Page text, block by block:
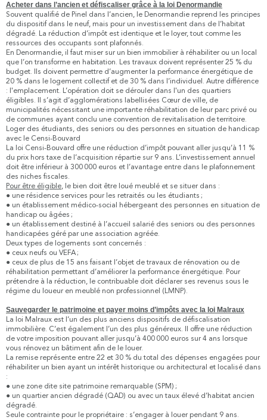
Acheter dans l’ancien et défiscaliser grâce à la loi Denormandie
Souvent qualifié de Pinel dans l’ancien, le Denormandie reprend les principes
du dispositif dans le neuf, mais pour un investissement dans de l’habitat
dégradé. La réduction d’impôt est identique et le loyer, tout comme les
ressources des occupants sont plafonnés.
En Denormandie, il faut miser sur un bien immobilier à réhabiliter ou un local
que l’on transforme en habitation. Les travaux doivent représenter 25 % du
budget. Ils doivent permettre d’augmenter la performance énergétique de
20 % dans le logement collectif et de 30 % dans l’individuel. Autre différence
: l'emplacement. L’opération doit se dérouler dans l'un des quartiers
éligibles. Il s’agit d’agglomérations labellisées Cœur de ville, de
municipalités nécessitant une importante réhabilitation de leur parc privé ou
de communes ayant conclu une convention de revitalisation de territoire.
Loger des étudiants, des seniors ou des personnes en situation de handicap
avec le Censi-Bouvard
La loi Censi-Bouvard offre une réduction d’impôt pouvant aller jusqu’à 11 %
du prix hors taxe de l’acquisition répartie sur 9 ans. L’investissement annuel
doit être inférieur à 300 000 euros et l’avantage entre dans le plafonnement
des niches fiscales.
Pour être éligible, le bien doit être loué meublé et se situer dans :
● une résidence services pour les retraités ou les étudiants ;
● un établissement médico-social hébergeant des personnes en situation de
handicap ou âgées ;
● un établissement destiné à l’accueil salarié des seniors ou des personnes
handicapées géré par une association agréée.
Deux types de logements sont concernés :
● ceux neufs ou VEFA ;
● ceux de plus de 15 ans faisant l’objet de travaux de rénovation ou de
réhabilitation permettant d’améliorer la performance énergétique. Pour
prétendre à la réduction, le contribuable doit déclarer ses revenus sous le
régime du loueur en meublé non professionnel (LMNP).
Sauvegarder le patrimoine et payer moins d’impôts avec la loi Malraux
La loi Malraux est l’un des plus anciens dispositifs de défiscalisation
immobilière. C’est également l’un des plus généreux. Il offre une réduction
de votre imposition pouvant aller jusqu’à 400 000 euros sur 4 ans lorsque
vous rénovez un bâtiment afin de le louer.
La remise représente entre 22 et 30 % du total des dépenses engagées pour
réhabiliter un bien ayant un intérêt historique ou architectural et localisé dans
:
● une zone dite site patrimoine remarquable (SPM) ;
● un quartier ancien dégradé (QAD) ou avec un taux élevé d’habitat ancien
dégradé.
Seule contrainte pour le propriétaire : s’engager à louer pendant 9 ans.